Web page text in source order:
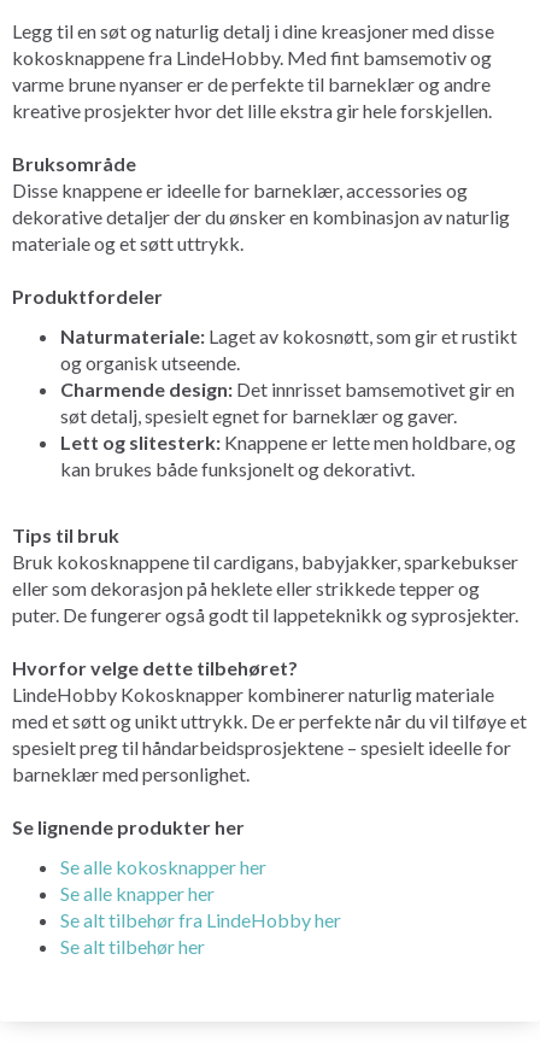
Legg til en søt og naturlig detalj i dine kreasjoner med disse
kokosknappene fra LindeHobby. Med fint bamsemotiv og
varme brune nyanser er de perfekte til barneklær og andre
kreative prosjekter hvor det lille ekstra gir hele forskjellen.
Bruksområde
Disse knappene er ideelle for barneklær, accessories og
dekorative detaljer der du ønsker en kombinasjon av naturlig
materiale og et søtt uttrykk.
Produktfordeler
Naturmateriale: Laget av kokosnøtt, som gir et rustikt
og organisk utseende.
Charmende design: Det innrisset bamsemotivet gir en
søt detalj, spesielt egnet for barneklær og gaver.
Lett og slitesterk: Knappene er lette men holdbare, og
kan brukes både funksjonelt og dekorativt.
Tips til bruk
Bruk kokosknappene til cardigans, babyjakker, sparkebukser
eller som dekorasjon på heklete eller strikkede tepper og
puter. De fungerer også godt til lappeteknikk og syprosjekter.
Hvorfor velge dette tilbehøret?
LindeHobby Kokosknapper kombinerer naturlig materiale
med et søtt og unikt uttrykk. De er perfekte når du vil tilføye et
spesielt preg til håndarbeidsprosjektene – spesielt ideelle for
barneklær med personlighet.
Se lignende produkter her
Se alle kokosknapper her
Se alle knapper her
Se alt tilbehør fra LindeHobby her
Se alt tilbehør her